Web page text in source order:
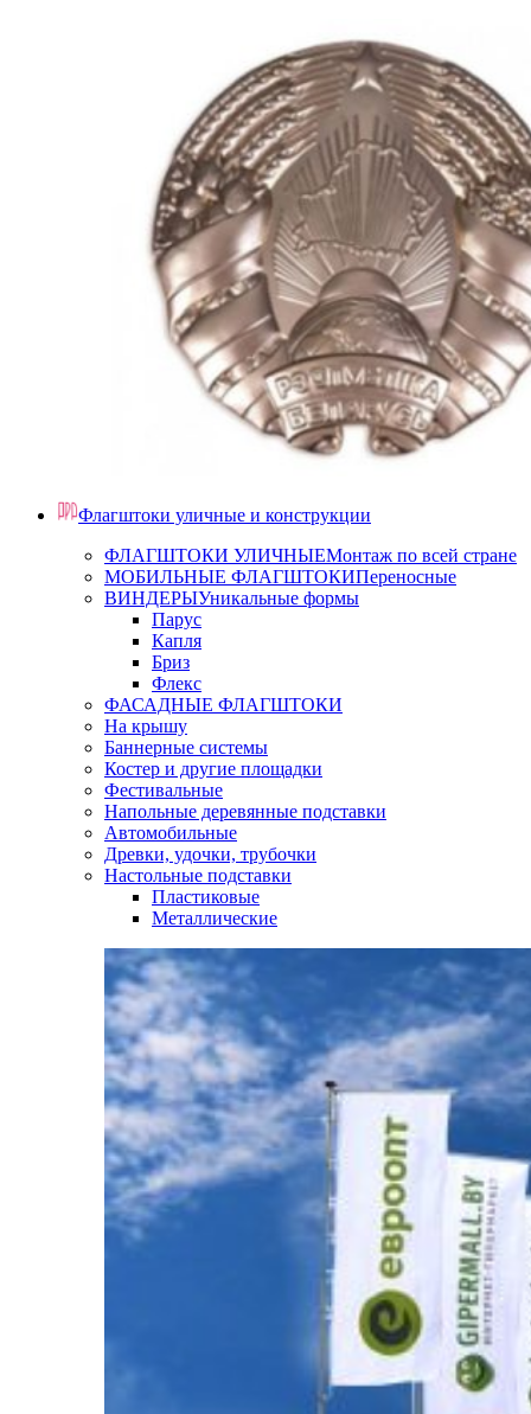
Флагштоки уличные и конструкции
ФЛАГШТОКИ УЛИЧНЫЕМонтаж по всей стране
МОБИЛЬНЫЕ ФЛАГШТОКИПереносные
ВИНДЕРЫУникальные формы
Парус
Капля
Бриз
Флекс
ФАСАДНЫЕ ФЛАГШТОКИ
На крышу
Баннерные системы
Костер и другие площадки
Фестивальные
Напольные деревянные подставки
Автомобильные
Древки, удочки, трубочки
Настольные подставки
Пластиковые
Металлические